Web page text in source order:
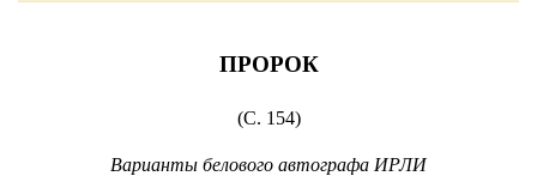
ПРОРОК
(С. 154)
Варианты белового автографа ИРЛИ